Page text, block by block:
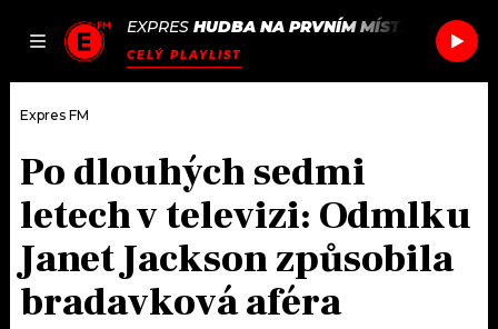
JAK
SEZNAM.CZ
EXPRES HUDBA NA PRVNÍM MÍSTĚ ED
CELÝ PLAYLIST
DOMŮ
ČLÁNKY
AKTUÁLNĚ
PODCASTY
Expres FM
Po dlouhých sedmi
letech v televizi: Odmlku
Janet Jackson způsobila
bradavková aféra